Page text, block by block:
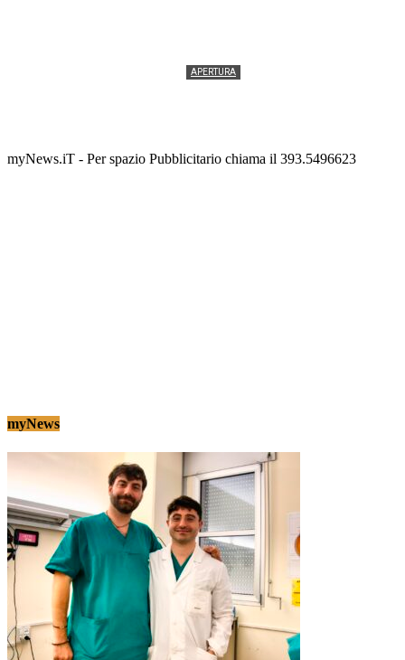
APERTURA
myNews.iT - Per spazio Pubblicitario chiama il 393.5496623
myNews